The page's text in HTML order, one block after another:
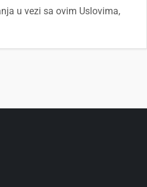
u vezi sa ovim Uslovima,